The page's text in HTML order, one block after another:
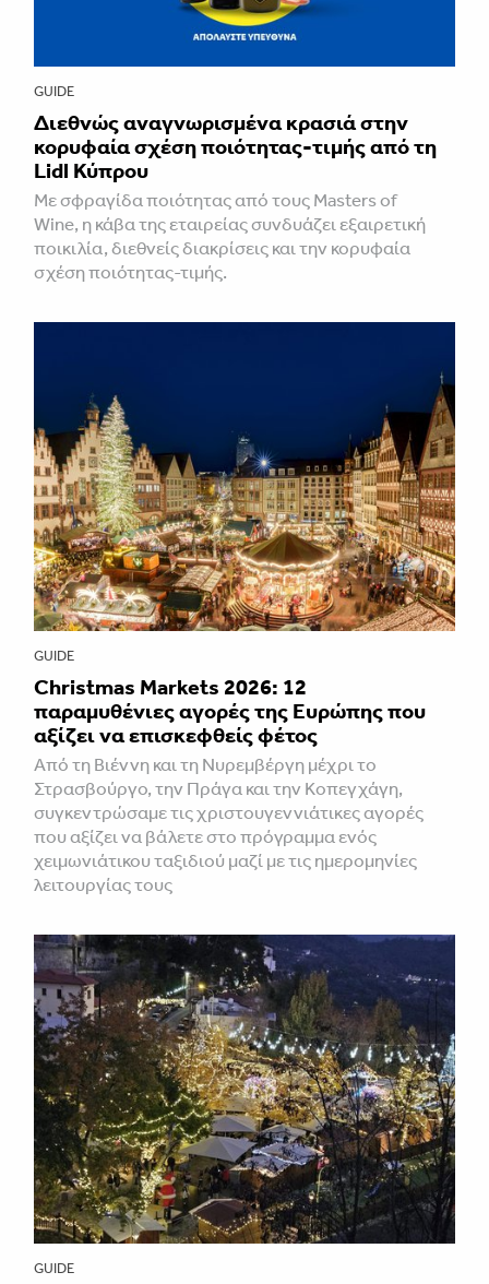
GUIDE
Διεθνώς αναγνωρισμένα κρασιά στην
κορυφαία σχέση ποιότητας-τιμής από τη
Lidl Κύπρου
Με σφραγίδα ποιότητας από τους Masters of
Wine, η κάβα της εταιρείας συνδυάζει εξαιρετική
ποικιλία, διεθνείς διακρίσεις και την κορυφαία
σχέση ποιότητας-τιμής.
GUIDE
Christmas Markets 2026: 12
παραμυθένιες αγορές της Ευρώπης που
αξίζει να επισκεφθείς φέτος
Από τη Βιέννη και τη Νυρεμβέργη μέχρι το
Στρασβούργο, την Πράγα και την Κοπεγχάγη,
συγκεντρώσαμε τις χριστουγεννιάτικες αγορές
που αξίζει να βάλετε στο πρόγραμμα ενός
χειμωνιάτικου ταξιδιού μαζί με τις ημερομηνίες
λειτουργίας τους
GUIDE